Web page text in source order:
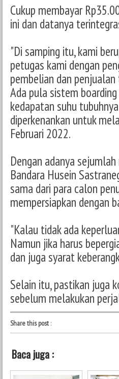
Cukup membayar
ini dan datanya
"Di samping itu, kami
petugas kami dengan
pembelian dan
Ada pula sistem
kedapatan suhu
diperkenankan untuk
Februari 2022.
Dengan adanya
Bandara Husein
sama dari para calon
mempersiapkan dengan
"Kalau tidak ada
Namun jika harus
dan juga syarat
Selain itu, pastikan juga
sebelum melakukan
Share this post:
Baca juga :